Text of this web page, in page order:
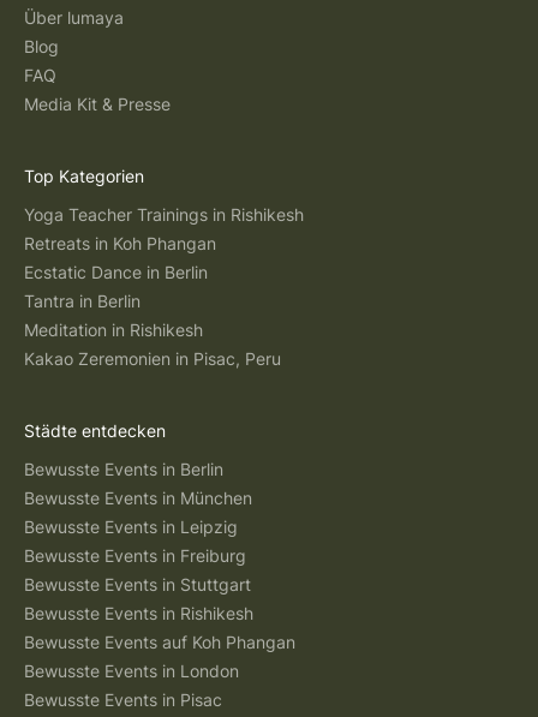
Über lumaya
Blog
FAQ
Media Kit & Presse
Top Kategorien
Yoga Teacher Trainings in Rishikesh
Retreats in Koh Phangan
Ecstatic Dance in Berlin
Tantra in Berlin
Meditation in Rishikesh
Kakao Zeremonien in Pisac, Peru
Städte entdecken
Bewusste Events in Berlin
Bewusste Events in München
Bewusste Events in Leipzig
Bewusste Events in Freiburg
Bewusste Events in Stuttgart
Bewusste Events in Rishikesh
Bewusste Events auf Koh Phangan
Bewusste Events in London
Bewusste Events in Pisac